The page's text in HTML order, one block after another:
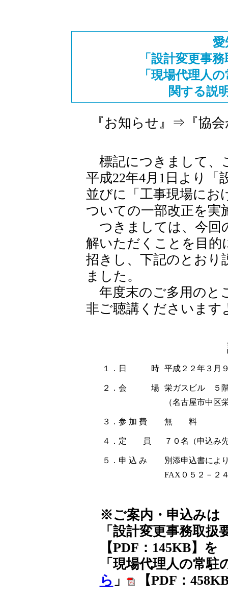
愛
「設計変更事
「現場代理人
関する説
『お知らせ』⇒『協
標記につきまして、
平成22年4月1日より「
並びに「工事現場にお
ついての一部改正を実
つきましては、今回
解いただくことを目的
招きし、下記のとおり
ました。
年度末のご多用のと
非ご聴講くださいます
１．日 時 平成２２年３月
２．会 場
栄ガスビル ５
（名古屋市中区
３．参 加 費 無 料
４．定 員 ７０名（申込み
５．申 込 み
別添申込書によ
FAX０５２－２
※ご案内・申込みは
「設計変更事務取扱
【PDF：145KB】を
「現場代理人の常
ら 」 【PDF：